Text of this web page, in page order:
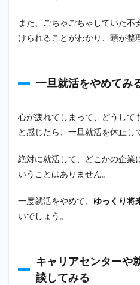
る方
法も
もの
と考
える
のコ
ツ
日々
の小
さな
して
おく
また、ごちゃごちゃしていた
けられることがわかり、頭が整
一旦就活をやめてみ
心が疲れてしまって、どうして
と感じたら、一旦就活を休止し
絶対に就活して、どこかの企業
いうことはありません。
一度就活をやめて、 ゆっくり将
いでしょう。
キャリアセンターや
談してみる